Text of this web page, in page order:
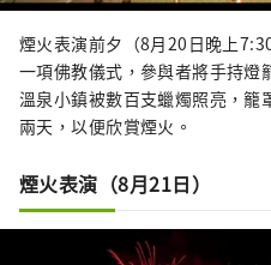
煙火表演前夕（8月20日晚上
一項佛教儀式，參與者將手持燈
溫泉小鎮被數百支蠟燭照亮，籠
兩天，以便欣賞煙火。
煙火表演（8月21日）